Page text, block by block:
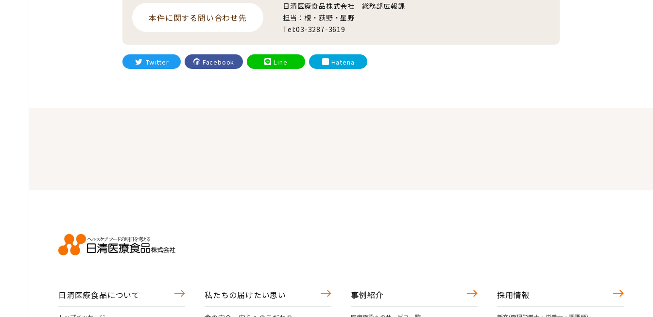
本件に関する問い合わせ先
日清医療食品株式会社 総務部広報課
担当：榎・荻野・星野
Tel:03-3287-3619
Twitter Facebook Line Hatena
日清医療食品について 私たちの届けたい思い 事例紹介 採用情報